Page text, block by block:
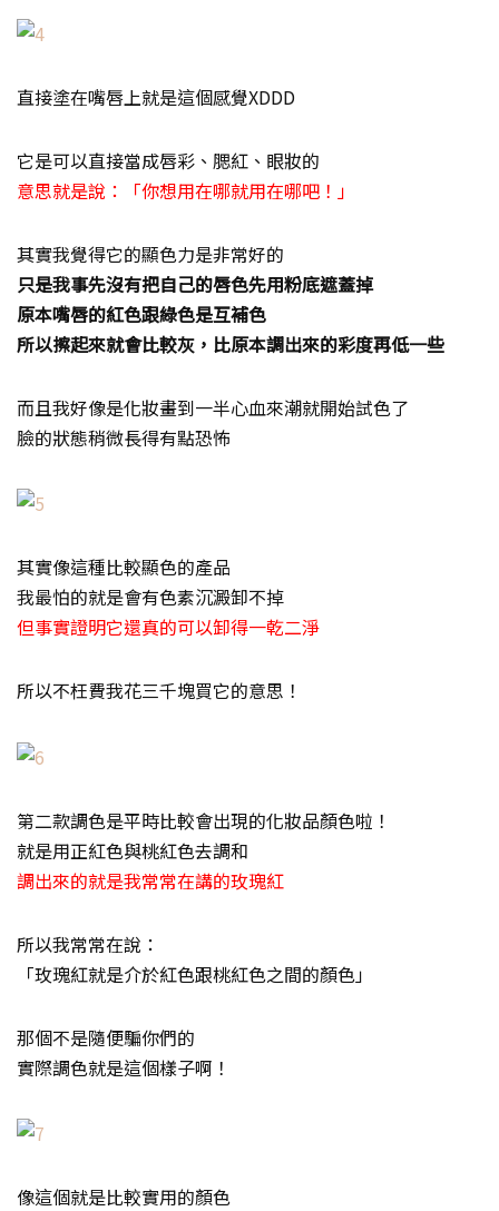
直接塗在嘴唇上就是這個感覺XDDD
它是可以直接當成唇彩、腮紅、眼妝的
意思就是說：「你想用在哪就用在哪吧！」
其實我覺得它的顯色力是非常好的
只是我事先沒有把自己的唇色先用粉底遮蓋掉
原本嘴唇的紅色跟綠色是互補色
所以擦起來就會比較灰，比原本調出來的彩度再低一些
而且我好像是化妝畫到一半心血來潮就開始試色了
臉的狀態稍微長得有點恐怖
其實像這種比較顯色的產品
我最怕的就是會有色素沉澱卸不掉
但事實證明它還真的可以卸得一乾二淨
所以不枉費我花三千塊買它的意思！
第二款調色是平時比較會出現的化妝品顏色啦！
就是用正紅色與桃紅色去調和
調出來的就是我常常在講的玫瑰紅
所以我常常在說：
「玫瑰紅就是介於紅色跟桃紅色之間的顏色」
那個不是隨便騙你們的
實際調色就是這個樣子啊！
像這個就是比較實用的顏色